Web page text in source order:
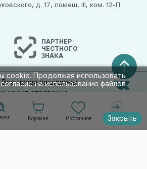
Корзина Избранное Войти
cookie. Продолжая использовать
на использование файлов
Закрыть
д. 17, помещ. III, ком. 12-П
ПАРТНЕР
ЧЕСТНОГО
ЗНАКА
Все права защищены
носит справочно-
и не является
2 ст. 437 ГК РФ